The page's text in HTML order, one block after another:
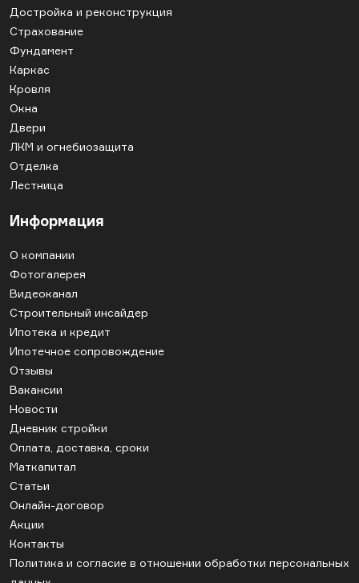
Достройка и реконструкция
Страхование
Фундамент
Каркас
Кровля
Окна
Двери
ЛКМ и огнебиозащита
Отделка
Лестница
Информация
О компании
Фотогалерея
Видеоканал
Строительный инсайдер
Ипотека и кредит
Ипотечное сопровождение
Отзывы
Вакансии
Новости
Дневник стройки
Оплата, доставка, сроки
Маткапитал
Статьи
Онлайн-договор
Акции
Контакты
Политика и согласие в отношении обработки персональных